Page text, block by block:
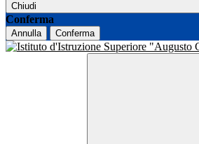
Chiudi
Conferma
Annulla Conferma